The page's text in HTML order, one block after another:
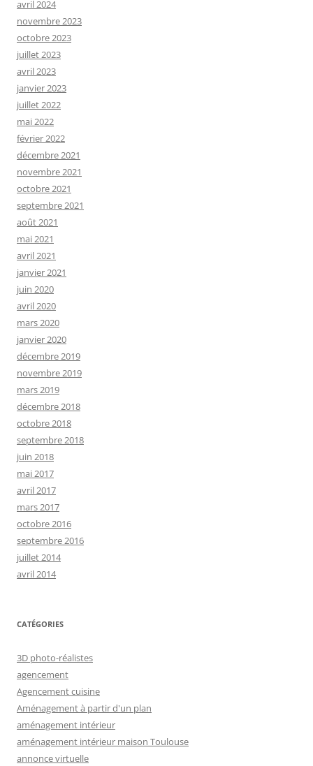
avril 2024
novembre 2023
octobre 2023
juillet 2023
avril 2023
janvier 2023
juillet 2022
mai 2022
février 2022
décembre 2021
novembre 2021
octobre 2021
septembre 2021
août 2021
mai 2021
avril 2021
janvier 2021
juin 2020
avril 2020
mars 2020
janvier 2020
décembre 2019
novembre 2019
mars 2019
décembre 2018
octobre 2018
septembre 2018
juin 2018
mai 2017
avril 2017
mars 2017
octobre 2016
septembre 2016
juillet 2014
avril 2014
CATÉGORIES
3D photo-réalistes
agencement
Agencement cuisine
Aménagement à partir d'un plan
aménagement intérieur
aménagement intérieur maison Toulouse
annonce virtuelle